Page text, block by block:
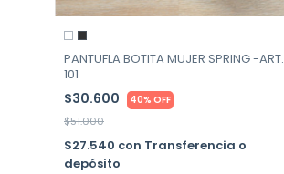
PANTUFLA BOTITA MUJER SPRING -ART.
101
$30.600 40% OFF
$51.000
$27.540 con Transferencia o
depósito